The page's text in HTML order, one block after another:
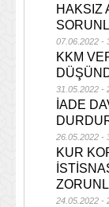
HAKSIZ
07.06.2022 -
KKM
31.05.2022 -
İADE
26.05.2022 -
KUR
24.05.2022 -